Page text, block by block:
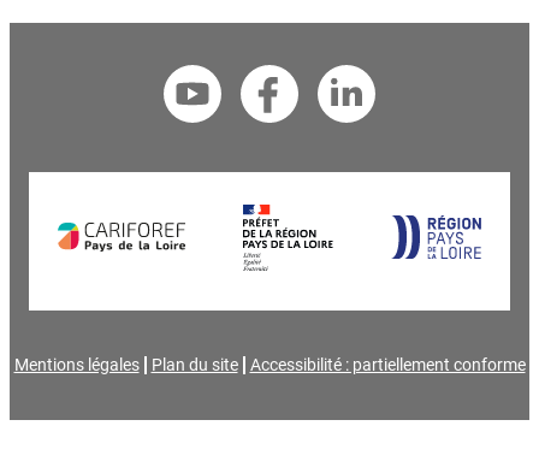
Mentions légales Plan du site Accessibilité : partiellement conforme